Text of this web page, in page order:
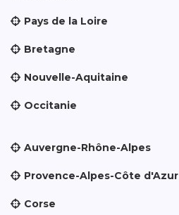
Pays de la Loire
Bretagne
Nouvelle-Aquitaine
Occitanie
Auvergne-Rhône-Alpes
Provence-Alpes-Côte d'Azur
Corse